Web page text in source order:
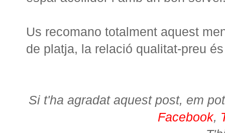
Us recomano totalment aquest
de platja, la relació qualitat-preu
Si t'ha agradat aquest post, em
Facebook,